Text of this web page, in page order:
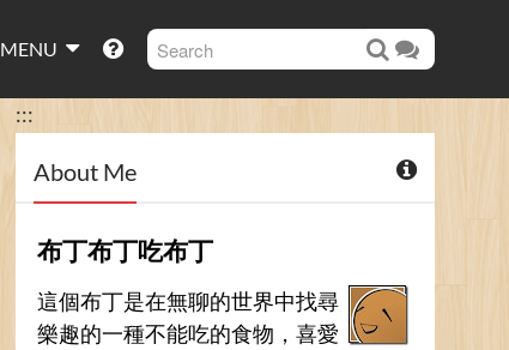
MENU
:::
About Me
布丁布丁吃布丁
這個布丁是在無聊的世界中找尋
樂趣的一種不能吃的食物，喜愛